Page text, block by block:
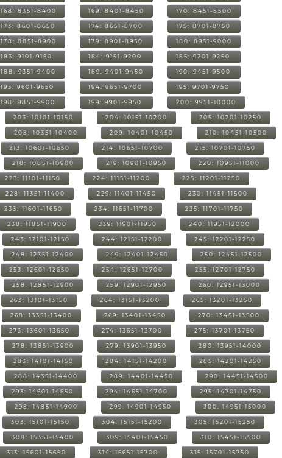
168: 8351-8400 169: 8401-8450 170: 8451-8500
173: 8601-8650 174: 8651-8700 175: 8701-8750
178: 8851-8900 179: 8901-8950 180: 8951-9000
183: 9101-9150 184: 9151-9200 185: 9201-9250
188: 9351-9400 189: 9401-9450 190: 9451-9500
193: 9601-9650 194: 9651-9700 195: 9701-9750
198: 9851-9900 199: 9901-9950 200: 9951-10000
203: 10101-10150 204: 10151-10200 205: 10201-10250
208: 10351-10400 209: 10401-10450 210: 10451-10500
213: 10601-10650 214: 10651-10700 215: 10701-10750
218: 10851-10900 219: 10901-10950 220: 10951-11000
223: 11101-11150 224: 11151-11200 225: 11201-11250
228: 11351-11400 229: 11401-11450 230: 11451-11500
233: 11601-11650 234: 11651-11700 235: 11701-11750
238: 11851-11900 239: 11901-11950 240: 11951-12000
243: 12101-12150 244: 12151-12200 245: 12201-12250
248: 12351-12400 249: 12401-12450 250: 12451-12500
253: 12601-12650 254: 12651-12700 255: 12701-12750
258: 12851-12900 259: 12901-12950 260: 12951-13000
263: 13101-13150 264: 13151-13200 265: 13201-13250
268: 13351-13400 269: 13401-13450 270: 13451-13500
273: 13601-13650 274: 13651-13700 275: 13701-13750
278: 13851-13900 279: 13901-13950 280: 13951-14000
283: 14101-14150 284: 14151-14200 285: 14201-14250
288: 14351-14400 289: 14401-14450 290: 14451-14500
293: 14601-14650 294: 14651-14700 295: 14701-14750
298: 14851-14900 299: 14901-14950 300: 14951-15000
303: 15101-15150 304: 15151-15200 305: 15201-15250
308: 15351-15400 309: 15401-15450 310: 15451-15500
313: 15601-15650 314: 15651-15700 315: 15701-15750